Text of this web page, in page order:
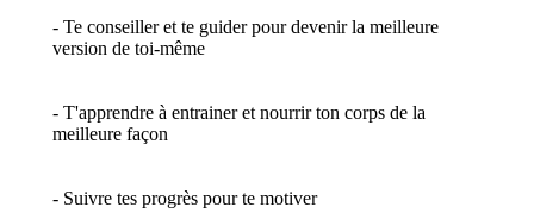
- Te conseiller et te guider pour devenir la meilleure
version de toi-même
- T'apprendre à entrainer et nourrir ton corps de la
meilleure façon
- Suivre tes progrès pour te motiver